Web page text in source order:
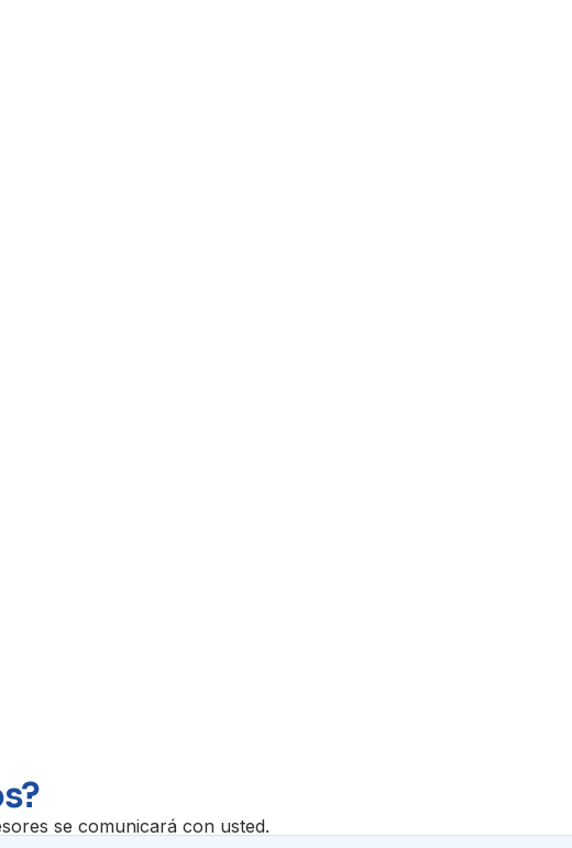
se comunicará con usted.